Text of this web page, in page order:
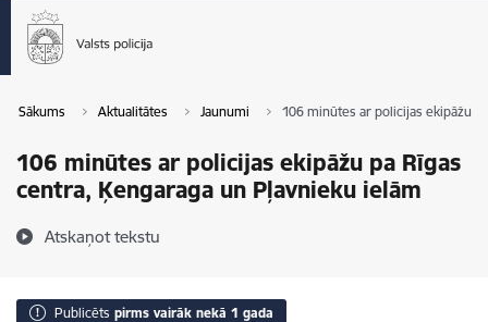
Sākums Aktualitātes Jaunumi 106 minūtes ar policijas ekipāžu
106 minūtes ar policijas ekipāžu pa Rīgas
centra, Ķengaraga un Pļavnieku ielām
Atskaņot tekstu
Publicēts pirms vairāk nekā 1 gada